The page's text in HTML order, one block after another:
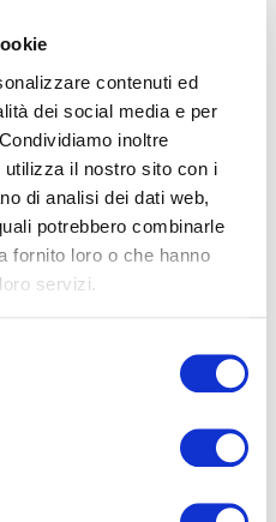
contenuti ed
dei social media e per
inoltre
il nostro sito con i
di analisi dei dati web,
potrebbero combinarle
fornito loro o che hanno
servizi.